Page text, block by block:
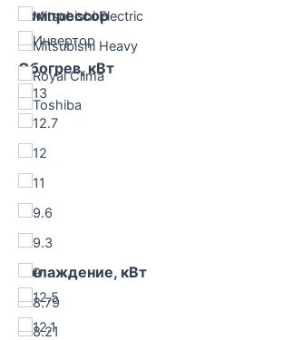
Mitsubishi Electric
Mitsubishi Heavy
Royal Clima
Toshiba
Компрессор
Инвертор
Обогрев, кВт
13
12.7
12
11
9.6
9.3
9
8.79
8.21
Охлаждение, кВт
12.5
12.1